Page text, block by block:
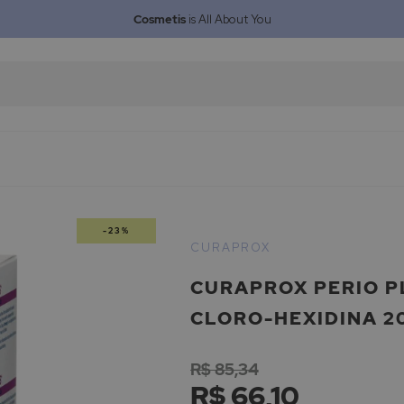
Cosmetisis All About You
-23%
CURAPROX PERIO
CLORO-HEXIDINA
CURAPROX
R$ 66,10
R$ 85,34